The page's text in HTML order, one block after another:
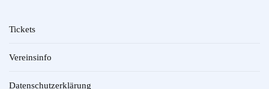
Tickets
Vereinsinfo
Datenschutzerklärung